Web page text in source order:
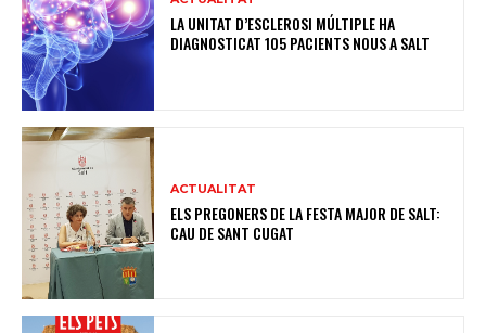
LA UNITAT D’ESCLEROSI MÚLTIPLE HA
DIAGNOSTICAT 105 PACIENTS NOUS A SALT
ACTUALITAT
ELS PREGONERS DE LA FESTA MAJOR DE SALT:
CAU DE SANT CUGAT